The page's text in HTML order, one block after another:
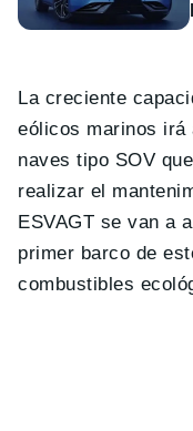
La creciente
eólicos marinos irá
naves tipo SOV
realizar el
ESVAGT se van a
primer barco de
combustibles